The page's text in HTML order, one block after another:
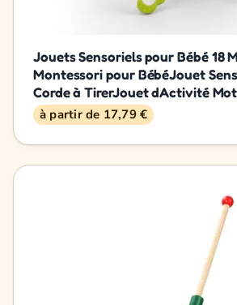
Jouets Sensoriels pour Bébé 18
Montessori pour BébéJouet
Corde à TirerJouet dActivité
à partir de 17,79 €